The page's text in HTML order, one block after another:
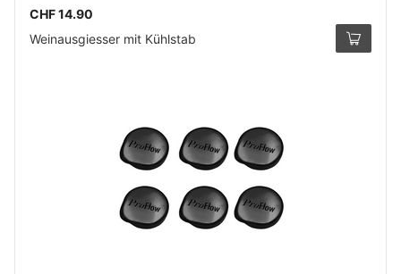
CHF 14.90
Weinausgiesser mit Kühlstab